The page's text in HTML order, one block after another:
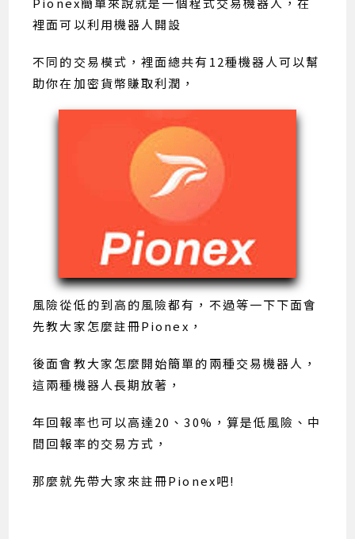
裡面可以利用機器人開設
不同的交易模式，裡面總共有12種機器人可以幫
助你在加密貨幣賺取利潤，
風險從低的到高的風險都有，不過等一下下面會
先教大家怎麼註冊Pionex，
後面會教大家怎麼開始簡單的兩種交易機器人，
這兩種機器人長期放著，
年回報率也可以高達20、30%，算是低風險、中
間回報率的交易方式，
那麼就先帶大家來註冊Pionex吧!